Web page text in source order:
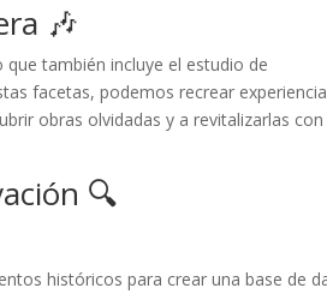
🎶
también incluye el estudio de
facetas, podemos recrear
obras olvidadas y a revitalizarlas con
🔍
históricos para crear una base de